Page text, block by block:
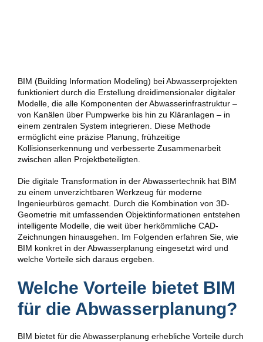
BIM (Building Information Modeling) bei Abwasserprojekten
funktioniert durch die Erstellung dreidimensionaler digitaler
Modelle, die alle Komponenten der Abwasserinfrastruktur –
von Kanälen über Pumpwerke bis hin zu Kläranlagen – in
einem zentralen System integrieren. Diese Methode
ermöglicht eine präzise Planung, frühzeitige
Kollisionserkennung und verbesserte Zusammenarbeit
zwischen allen Projektbeteiligten.
Die digitale Transformation in der Abwassertechnik hat BIM
zu einem unverzichtbaren Werkzeug für moderne
Ingenieurbüros gemacht. Durch die Kombination von 3D-
Geometrie mit umfassenden Objektinformationen entstehen
intelligente Modelle, die weit über herkömmliche CAD-
Zeichnungen hinausgehen. Im Folgenden erfahren Sie, wie
BIM konkret in der Abwasserplanung eingesetzt wird und
welche Vorteile sich daraus ergeben.
Welche Vorteile bietet BIM
für die Abwasserplanung?
BIM bietet für die Abwasserplanung erhebliche Vorteile durch